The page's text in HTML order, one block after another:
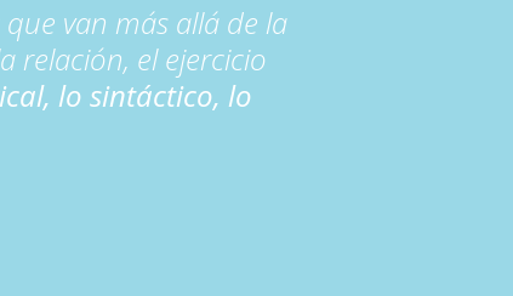
van más allá de la
relación, el ejercicio
lo sintáctico, lo